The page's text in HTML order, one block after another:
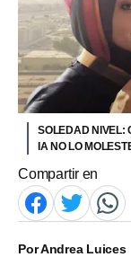
SOLEDAD NIVEL:
IA NO LO
Compartir en
PorAndrea Luices